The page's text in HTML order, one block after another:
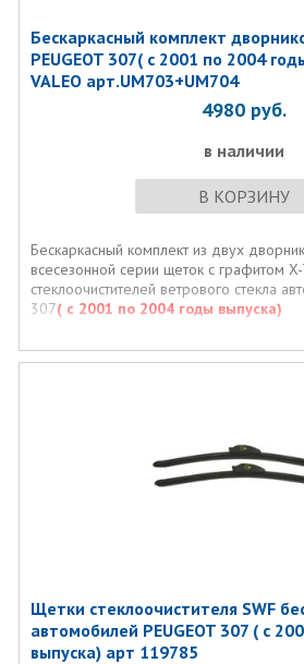
Бескаркасный комплект
PEUGEOT 307( с 2001 по 2004
VALEO арт.UM703+UM704
4980 руб.
в наличии
В КОРЗИНУ
Бескаркасный комплект из двух
всесезонной серии щеток с графитом
стеклоочистителей ветрового стекла
307( с 2001 по 2004 годы выпуска)
Щетки стеклоочистителя SWF
автомобилей PEUGEOT 307 ( с
выпуска) арт 119785